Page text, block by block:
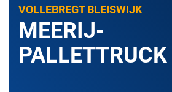
VOLLEBREGT BLEISWIJK
MEERIJ-
PALLETTRUCK